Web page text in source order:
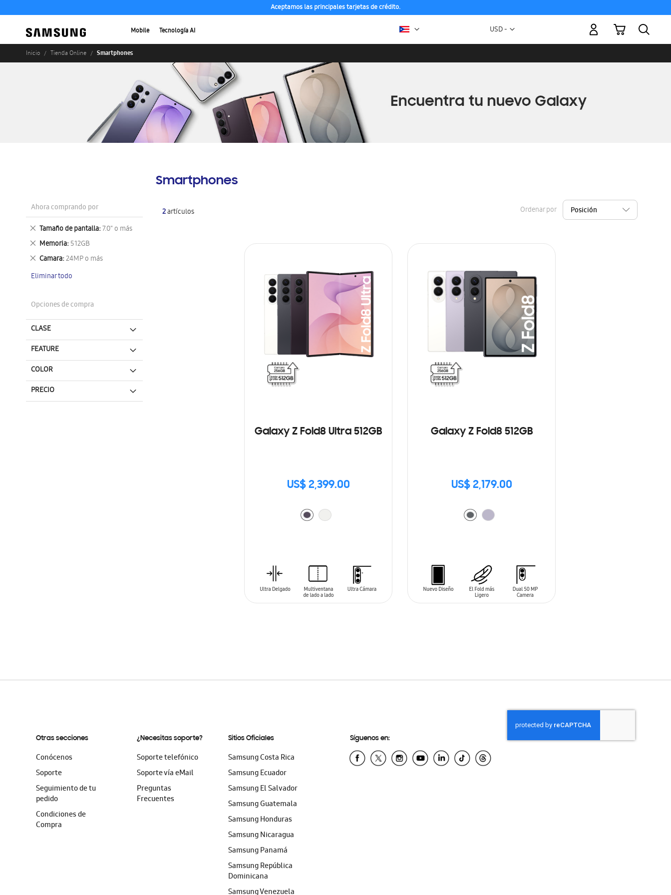
Aceptamos las principales tarjetas de crédito.
Mobile Tecnología AI Moneda
USD -
Mi carrito
Inicio Tienda Online Smartphones
Smartphones
2artículos Ordenar por
Galaxy Z Fold8 Ultra 512GB
US$ 2,399.00
Galaxy Z Fold8 512GB
US$ 2,179.00
Ahora comprando por
Tamaño de pantalla 7.0" o más
Eliminar
este
artículo
Memoria 512GB
Eliminar
este
artículo
Camara 24MP o más
Eliminar
artículo
Eliminar todo
Opciones de compra
CLASE
FEATURE
COLOR
PRECIO
Otras secciones
Conócenos
Soporte
Seguimiento de tu
pedido
Condiciones de
Compra
¿Necesitas soporte?
Soporte telefónico
Soporte vía eMail
Preguntas
Frecuentes
Sitios Oficiales
Samsung Costa Rica
Samsung Ecuador
Samsung El Salvador
Samsung Guatemala
Samsung Honduras
Samsung Nicaragua
Samsung Panamá
Samsung República
Dominicana
Samsung Venezuela
Síguenos en: